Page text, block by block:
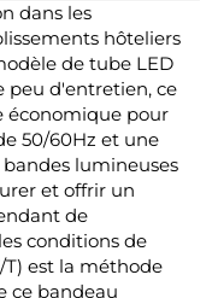
dans les
hôteliers
de tube LED
peu d'entretien, ce
économique pour
50/60Hz et une
lumineuses
et offrir un
de
conditions de
est la méthode
ce bandeau